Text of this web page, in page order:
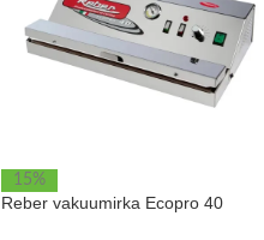
15%
Reber vakuumirka Ecopro 40